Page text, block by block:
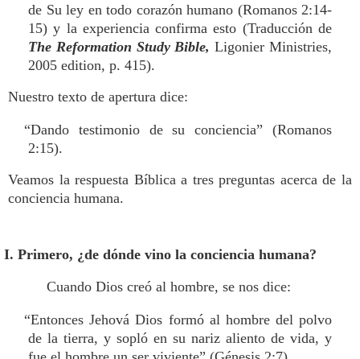
de Su ley en todo corazón humano (Romanos 2:14-
15) y la experiencia confirma esto (Traducción de
The Reformation Study Bible, Ligonier Ministries,
2005 edition, p. 415).
Nuestro texto de apertura dice:
“Dando testimonio de su conciencia” (Romanos
2:15).
Veamos la respuesta Bíblica a tres preguntas acerca de la
conciencia humana.
I. Primero, ¿de dónde vino la conciencia humana?
Cuando Dios creó al hombre, se nos dice:
“Entonces Jehová Dios formó al hombre del polvo
de la tierra, y sopló en su nariz aliento de vida, y